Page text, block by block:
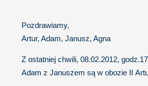
Pozdrawiamy,
Artur, Adam, Janusz, Agna
Z ostatniej chwili, 08.02.2012,
Adam z Januszem są w obozie II